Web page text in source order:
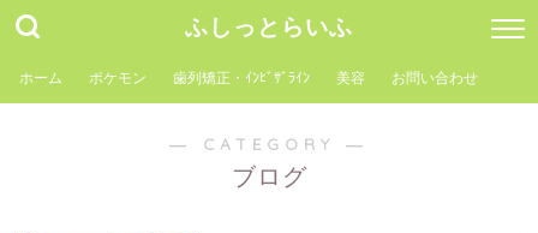
ふしっとらいふ
ホーム ポケモン 歯列矯正・ｲﾝﾋﾞｻﾞﾗｲﾝ 美容 お問い合わせ
― CATEGORY ―
ブログ